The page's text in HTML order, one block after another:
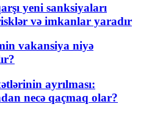
yeni sanksiyaları
və imkanlar yaradır
vakansiya niyə
ayrılması:
necə qaçmaq olar?